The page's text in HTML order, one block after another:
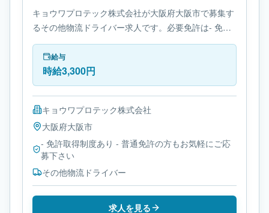
キョウワプロテック株式会社が大阪府大阪市で募集す
るその他物流ドライバー求人です。必要免許は- 免許
取得制度ありです。
給与
時給3,300円
キョウワプロテック株式会社
大阪府大阪市
- 免許取得制度あり - 普通免許の方もお気軽にご応
募下さい
その他物流ドライバー
求人を見る